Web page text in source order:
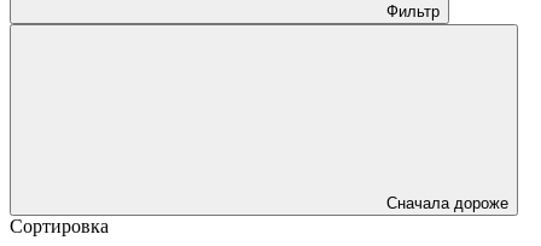
Фильтр
Сначала дороже
Сортировка